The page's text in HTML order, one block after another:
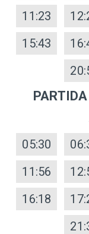
11:23
15:43
05:30
11:56
16:18